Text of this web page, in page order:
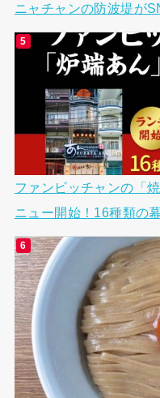
ニャチャンの防波堤が
ファンビッチャンの「
ニュー開始！16種類の